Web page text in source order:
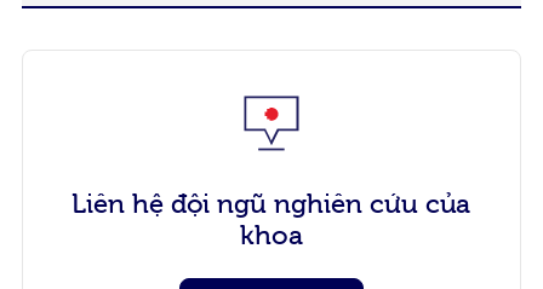
Liên hệ đội ngũ nghiên cứu của
khoa